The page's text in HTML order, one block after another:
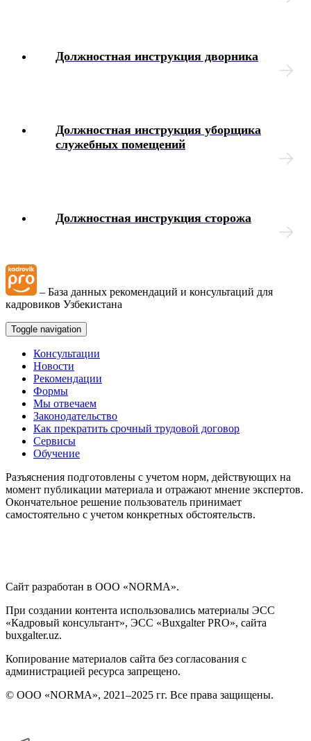
Должностная инструкция дворника
Должностная инструкция уборщика
служебных помещений
Должностная инструкция сторожа
– База данных рекомендаций и консультаций для
кадровиков Узбекистана
Toggle navigation
Консультации
Новости
Рекомендации
Формы
Мы отвечаем
Законодательство
Как прекратить срочный трудовой договор
Сервисы
Обучение
Разъяснения подготовлены с учетом норм, действующих на
момент публикации материала и отражают мнение экспертов.
Окончательное решение пользователь принимает
самостоятельно с учетом конкретных обстоятельств.
Сайт разработан в ООО «NORMA».
При создании контента использовались материалы ЭСС
«Кадровый консультант», ЭСС «Buxgalter PRO», сайта
buxgalter.uz.
Копирование материалов сайта без согласования с
администрацией ресурса запрещено.
© ООО «NORMA», 2021–2025 гг. Все права защищены.